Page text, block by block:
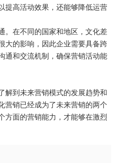
提高活动效果，还能够降低运营
。在不同的国家和地区，文化差
大的影响，因此企业需要具备跨
通和交流机制，确保营销活动能
解到未来营销模式的发展趋势和
营销已经成为了未来营销的两个
方面的营销能力，才能够在激烈